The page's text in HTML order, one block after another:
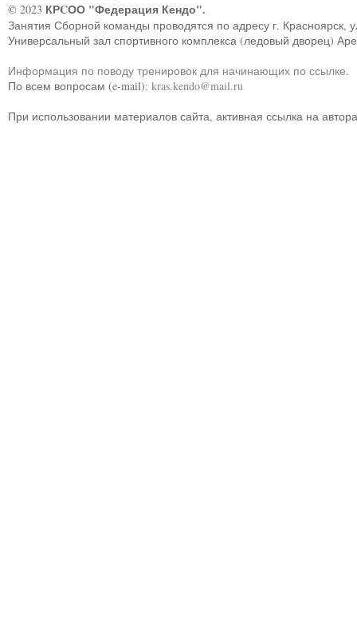
© 2023 КРCОО "Федерация Кендо".
Занятия Сборной команды проводятся по адресу г. Красноярск,
Универсальный зал спортивного комплекса (ледовый дворец)
Информация по поводу тренировок для начинающих по ссылке.
По всем вопросам (e-mail): kras.kendo@mail.ru
При использовании материалов сайта, активная ссылка на